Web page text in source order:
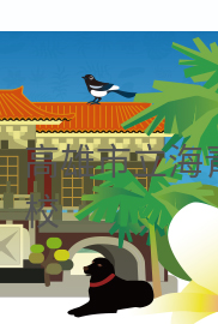
高雄市立海
校